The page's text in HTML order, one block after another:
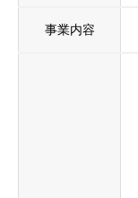
事業内容